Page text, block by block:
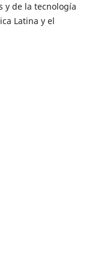
y de la tecnología
Latina y el